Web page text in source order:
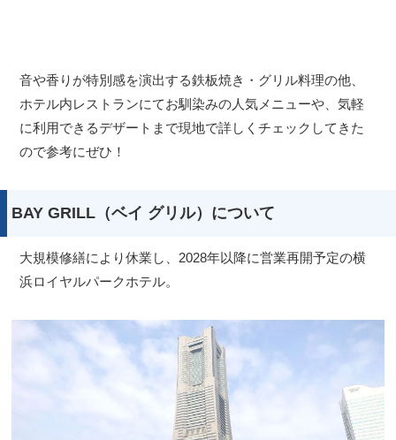
音や香りが特別感を演出する鉄板焼き・グリル料理の他、
ホテル内レストランにてお馴染みの人気メニューや、気軽
に利用できるデザートまで現地で詳しくチェックしてきた
ので参考にぜひ！
BAY GRILL（ベイ グリル）について
大規模修繕により休業し、2028年以降に営業再開予定の横
浜ロイヤルパークホテル。